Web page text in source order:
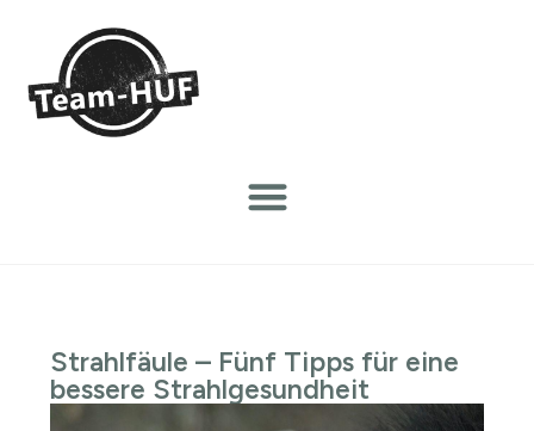
Strahlfäule – Fünf Tipps für eine
bessere Strahlgesundheit